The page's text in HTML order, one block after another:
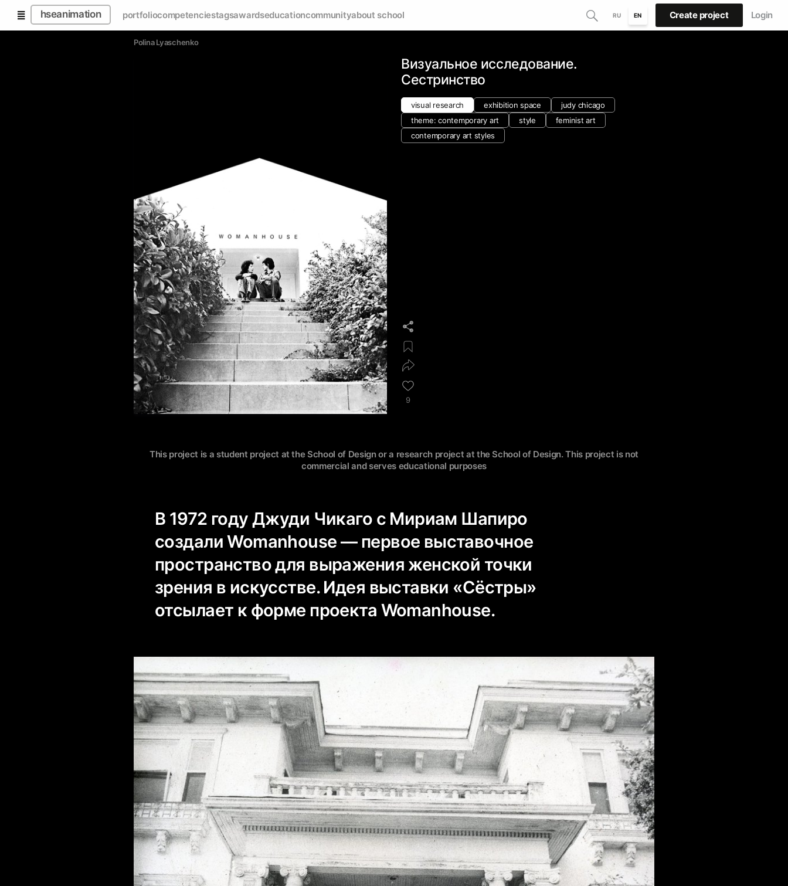
hseanimation portfoliocompetenciestagsawardseducationcommunityabout school RU EN Create project Login
Polina Lyaschenko
Визуальное исследование.
Сестринство
visual research exhibition space
judy chicago
theme: contemporary art
style
feminist art
contemporary art styles
9
This project is a student project at the School of Design or a research project at the School of Design. This project is not
commercial and serves educational purposes
В 1972 году Джуди Чикаго с Мириам Шапиро
создали Womanhouse — первое выставочное
пространство для выражения женской точки
зрения в искусстве. Идея выставки «Сёстры»
отсылает к форме проекта Womanhouse.